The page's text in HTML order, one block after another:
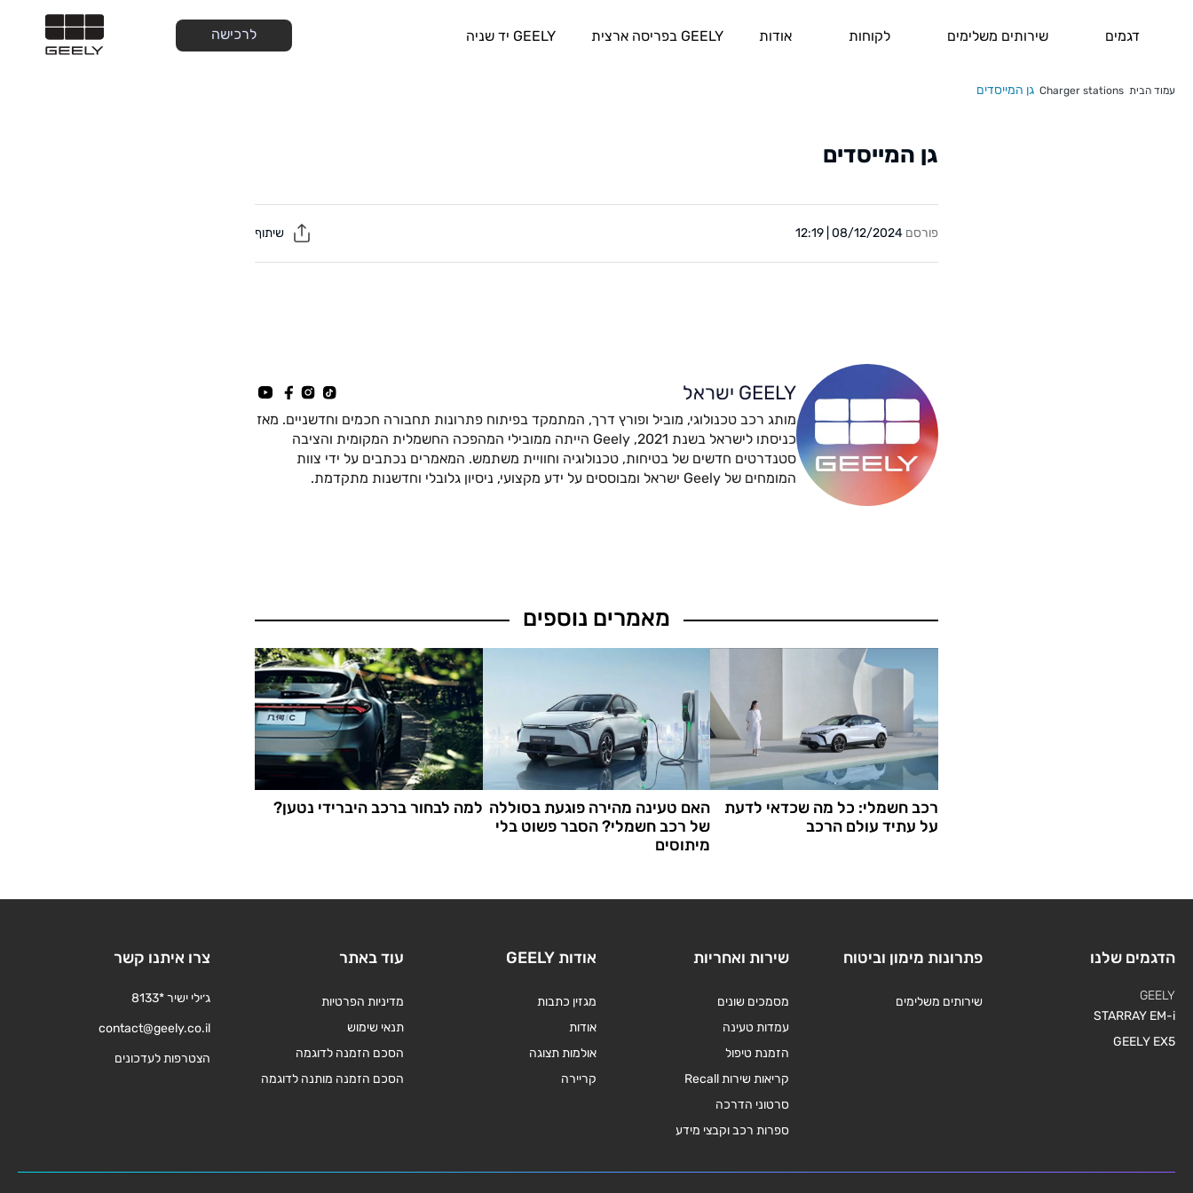
דגמים שירותים משלימים לקוחות אודות GEELY בפריסה ארצית GEELY יד שניה לרכישה
עמוד הבית Charger stations גן המייסדים
גן המייסדים
פורסם 08/12/2024 | 12:19
GEELY ישראל
מותג רכב טכנולוגי, מוביל ופורץ דרך, המתמקד בפיתוח פתרונות תחבורה חכמים וחדשניים. מאז
כניסתו לישראל בשנת 2021, Geely הייתה ממובילי המהפכה החשמלית המקומית והציבה
סטנדרטים חדשים של בטיחות, טכנולוגיה וחוויית משתמש. המאמרים נכתבים על ידי צוות
המומחים של Geely ישראל ומבוססים על ידע מקצועי, ניסיון גלובלי וחדשנות מתקדמת.
מאמרים נוספים
רכב חשמלי: כל מה שכדאי לדעת
על עתיד עולם הרכב
האם טעינה מהירה פוגעת בסוללה
של רכב חשמלי? הסבר פשוט בלי
מיתוסים
למה לבחור ברכב היברידי נטען?
הדגמים שלנו
GEELY
STARRAY EM-i
GEELY EX5
פתרונות מימון וביטוח
שירותים משלימים
שירות ואחריות
מסמכים שונים
עמדות טעינה
הזמנת טיפול
קריאות שירות Recall
סרטוני הדרכה
ספרות רכב וקבצי מידע
אודות GEELY
מגזין כתבות
אודות
אולמות תצוגה
קריירה
עוד באתר
מדיניות הפרטיות
תנאי שימוש
הסכם הזמנה לדוגמה
הסכם הזמנה מותנה לדוגמה
צרו איתנו קשר
ג׳ילי ישיר *8133
contact@geely.co.il
הצטרפות לעדכונים